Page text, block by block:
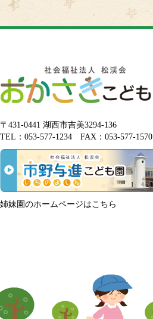
〒431-0441 湖西市吉美3294-136
TEL：053-577-1234 FAX：053-577-1570
姉妹園のホームページはこちら